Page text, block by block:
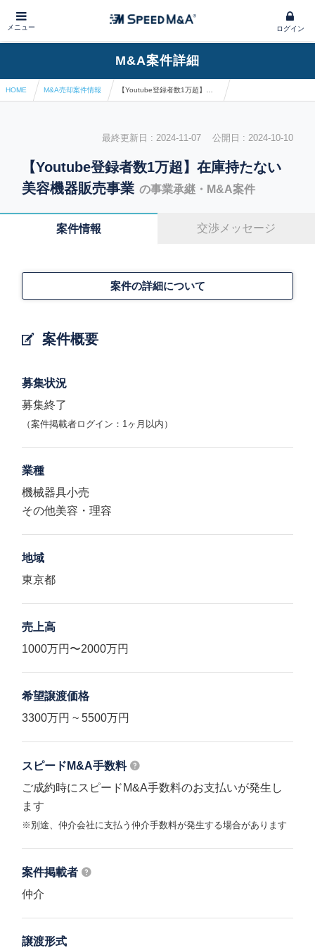
メニュー ログイン
M&A案件詳細
HOME M&A売却案件情報
最終更新日 : 2024-11-07 公開日 : 2024-10-10
【Youtube登録者数1万超】在庫持たない
美容機器販売事業 の事業承継・M&A案件
案件情報 交渉メッセージ
案件概要
案件の詳細について
募集状況
募集終了
（案件掲載者ログイン：1ヶ月以内）
業種
機械器具小売
その他美容・理容
地域
東京都
売上高
1000万円〜2000万円
希望譲渡価格
3300万円 ~ 5500万円
スピードM&A手数料
ご成約時にスピードM&A手数料のお支払いが発生し
ます
※別途、仲介会社に支払う仲介手数料が発生する場合があります
案件掲載者
仲介
譲渡形式